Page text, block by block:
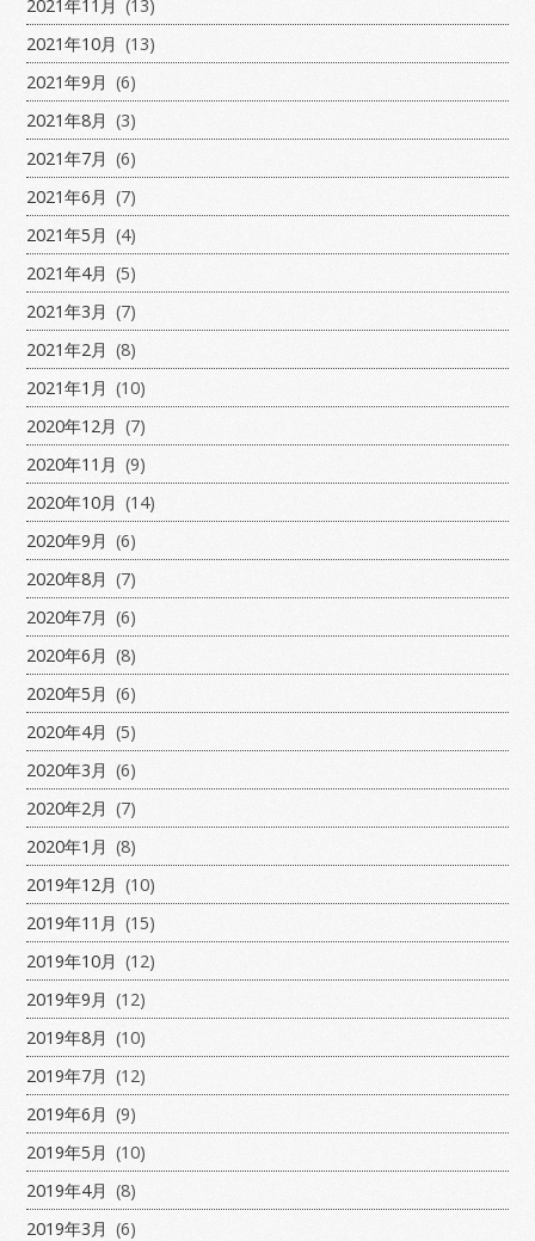
2021年11月 (13)
2021年10月 (13)
2021年9月 (6)
2021年8月 (3)
2021年7月 (6)
2021年6月 (7)
2021年5月 (4)
2021年4月 (5)
2021年3月 (7)
2021年2月 (8)
2021年1月 (10)
2020年12月 (7)
2020年11月 (9)
2020年10月 (14)
2020年9月 (6)
2020年8月 (7)
2020年7月 (6)
2020年6月 (8)
2020年5月 (6)
2020年4月 (5)
2020年3月 (6)
2020年2月 (7)
2020年1月 (8)
2019年12月 (10)
2019年11月 (15)
2019年10月 (12)
2019年9月 (12)
2019年8月 (10)
2019年7月 (12)
2019年6月 (9)
2019年5月 (10)
2019年4月 (8)
2019年3月 (6)